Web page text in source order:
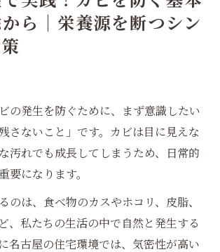
ら｜栄養源を断つシン
の発生を防ぐために、まず意識したい
さないこと」です。カビは目に見えな
汚れでも成長してしまうため、日常的
要になります。
のは、食べ物のカスやホコリ、皮脂、
、私たちの生活の中で自然と発生する
名古屋の住宅環境では、気密性が高い